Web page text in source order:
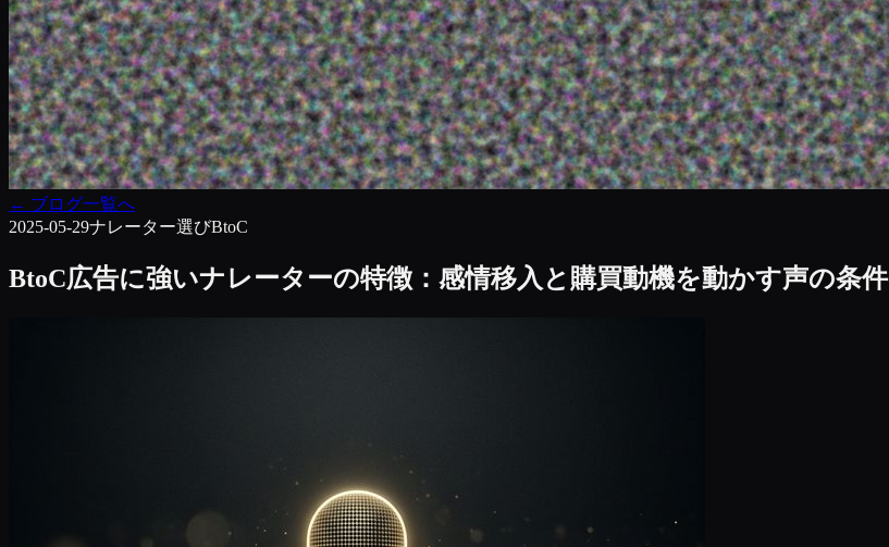
← ブログ一覧へ
2025-05-29ナレーター選びBtoC
BtoC広告に強いナレーターの特徴：感情移入と購買動機を動かす声の条件